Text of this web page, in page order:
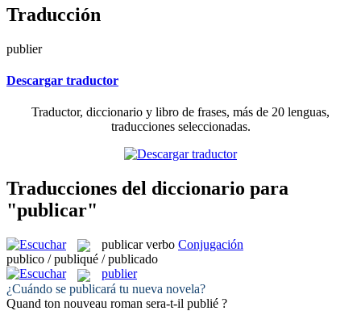
Traducción
publier
Descargar traductor
Traductor, diccionario y libro de frases, más de 20 lenguas,
traducciones seleccionadas.
Traducciones del diccionario para
"publicar"
publicar verbo Conjugación
publico / publiqué / publicado
publier
¿Cuándo se publicará tu nueva novela?
Quand ton nouveau roman sera-t-il publié ?